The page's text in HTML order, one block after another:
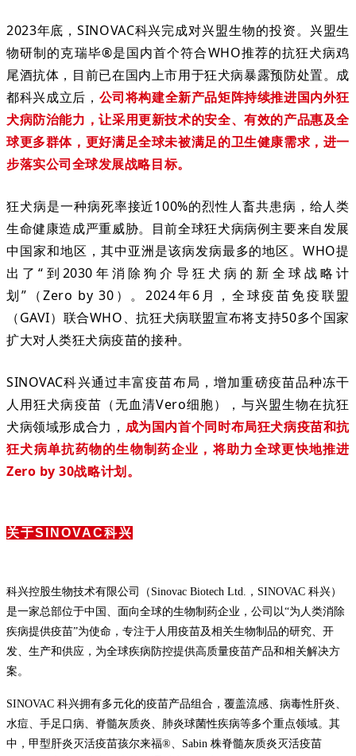
2023年底，SINOVAC科兴完成对兴盟生物的投资。兴盟生
物研制的克瑞毕®是国内首个符合WHO推荐的抗狂犬病鸡
尾酒抗体，目前已在国内上市用于狂犬病暴露预防处置。 成
都科兴成立后 ， 公司将构建全新产品矩阵持续推进国内外狂
犬病防治能力，让采用更新技术的安全、有效的产品惠及全
球更多群体，更好满足全球未被满足的卫生健康需求，进一
步落实公司全球发展战略目标。
狂犬病是一种病死率接近100%的烈性人畜共患病，给人类
生命健康造成严重威胁。目前全球狂犬病病例主要来自发展
中国家和地区，其中亚洲是该病发病最多的地区。WHO提
出了“到2030年消除狗介导狂犬病的新全球战略计
划”（Zero by 30）。2024年6月，全球疫苗免疫联盟
（GAVI）联合WHO、抗狂犬病联盟宣布将支持50多个国家
扩大对人类狂犬病疫苗的接种。
SINOVAC科兴通过丰富疫苗布局，增加重磅疫苗品种冻干
人用狂犬病疫苗（无血清Vero细胞），与兴盟生物在抗狂
犬病领域形成合力， 成为国内首个同时布局狂犬病疫苗和抗
狂犬病单抗药物的生物制药企业 ，将助力全球更快地推进
Zero by 30战略计划。
关于SINOVAC科兴
科兴控股生物技术有限公司（Sinovac Biotech Ltd.，SINOVAC 科兴）
是一家总部位于中国、面向全球的生物制药企业，公司以“为人类消除
疾病提供疫苗”为使命，专注于人用疫苗及相关生物制品的研究、开
发、生产和供应，为全球疾病防控提供高质量疫苗产品和相关解决方
案。
SINOVAC 科兴拥有多元化的疫苗产品组合，覆盖流感、病毒性肝炎、
水痘、手足口病、脊髓灰质炎、肺炎球菌性疾病等多个重点领域。其
中，甲型肝炎灭活疫苗孩尔来福®、Sabin 株脊髓灰质炎灭活疫苗